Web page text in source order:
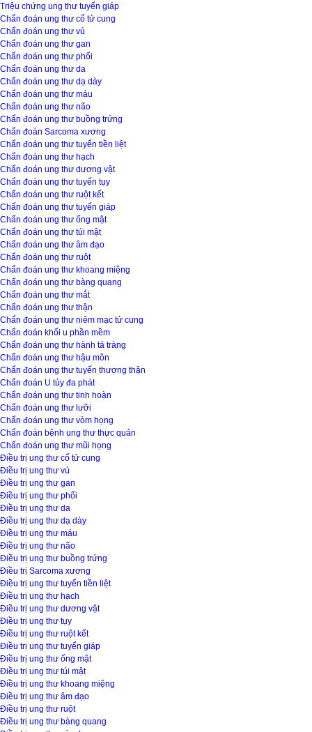
Triệu chứng ung thư tuyến giáp
Chẩn đoán ung thư cổ tử cung
Chẩn đoán ung thư vú
Chẩn đoán ung thư gan
Chẩn đoán ung thư phổi
Chẩn đoán ung thư da
Chẩn đoán ung thư dạ dày
Chẩn đoán ung thư máu
Chẩn đoán ung thư não
Chẩn đoán ung thư buồng trứng
Chẩn đoán Sarcoma xương
Chẩn đoán ung thư tuyến tiền liệt
Chẩn đoán ung thư hạch
Chẩn đoán ung thư dương vật
Chẩn đoán ung thư tuyến tụy
Chẩn đoán ung thư ruột kết
Chẩn đoán ung thư tuyến giáp
Chẩn đoán ung thư ống mật
Chẩn đoán ung thư túi mật
Chẩn đoán ung thư âm đạo
Chẩn đoán ung thư ruột
Chẩn đoán ung thư khoang miệng
Chẩn đoán ung thư bàng quang
Chẩn đoán ung thư mắt
Chẩn đoán ung thư thận
Chẩn đoán ung thư niêm mạc tử cung
Chẩn đoán khối u phần mềm
Chẩn đoán ung thư hành tá tràng
Chẩn đoán ung thư hậu môn
Chẩn đoán ung thư tuyến thượng thận
Chẩn đoán U tủy đa phát
Chẩn đoán ung thư tinh hoàn
Chẩn đoán ung thư lưỡi
Chẩn đoán ung thư vòm họng
Chẩn đoán bệnh ung thư thực quản
Chẩn đoán ung thư mũi họng
Điều trị ung thư cổ tử cung
Điều trị ung thư vú
Điều trị ung thư gan
Điều trị ung thư phổi
Điều trị ung thư da
Điều trị ung thư dạ dày
Điều trị ung thư máu
Điều trị ung thư não
Điều trị ung thư buồng trứng
Điều trị Sarcoma xương
Điều trị ung thư tuyến tiền liệt
Điều trị ung thư hạch
Điều trị ung thư dương vật
Điều trị ung thư tụy
Điều trị ung thư ruột kết
Điều trị ung thư tuyến giáp
Điều trị ung thư ống mật
Điều trị ung thư túi mật
Điều trị ung thư khoang miệng
Điều trị ung thư âm đạo
Điều trị ung thư ruột
Điều trị ung thư bàng quang